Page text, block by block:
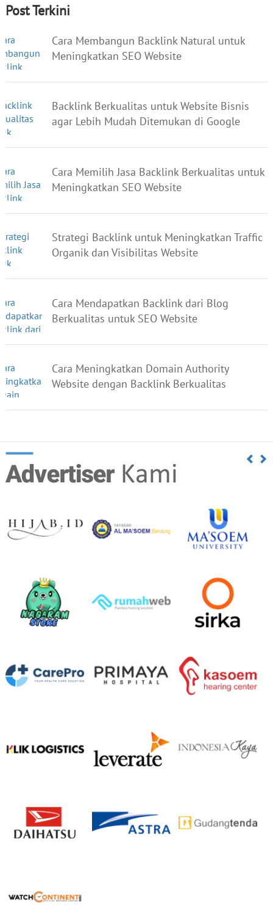
Post Terkini
Cara Membangun Backlink Natural untuk
Meningkatkan SEO Website
Backlink Berkualitas untuk Website Bisnis
agar Lebih Mudah Ditemukan di Google
Cara Memilih Jasa Backlink Berkualitas untuk
Meningkatkan SEO Website
Strategi Backlink untuk Meningkatkan Traffic
Organik dan Visibilitas Website
Cara Mendapatkan Backlink dari Blog
Berkualitas untuk SEO Website
Cara Meningkatkan Domain Authority
Website dengan Backlink Berkualitas